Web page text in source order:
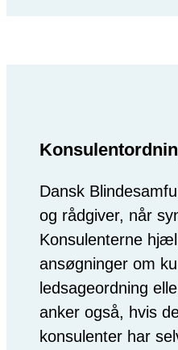
Dansk
og rådgiver, når
Konsulenterne
ansøgninger om
ledsageordning
anker også, hvis
konsulenter har